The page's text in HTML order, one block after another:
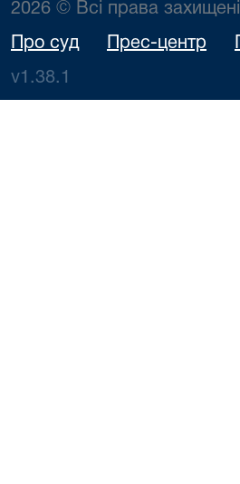
2026 © Всі права захищені
Про суд Прес-центр
v1.38.1